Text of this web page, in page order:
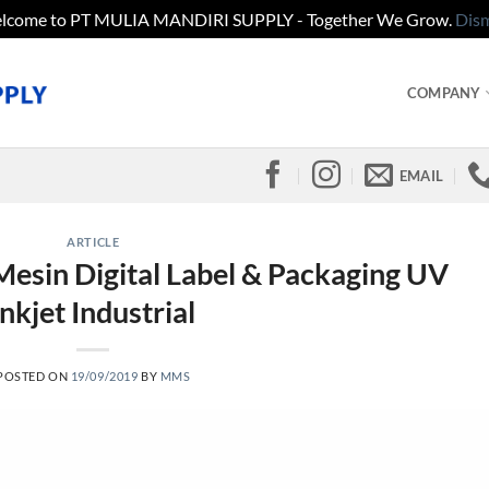
to PT MULIA MANDIRI SUPPLY - Together We Grow.
COMPANY
EMAIL
ARTICLE
Digital Label & Packaging UV
Industrial
ON 19/09/2019 BY MMS